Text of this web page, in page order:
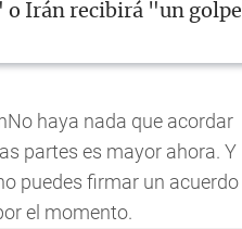
Irán recibirá "un golpe
haya nada que acordar
partes es mayor ahora. Y
puedes firmar un acuerdo
el momento.